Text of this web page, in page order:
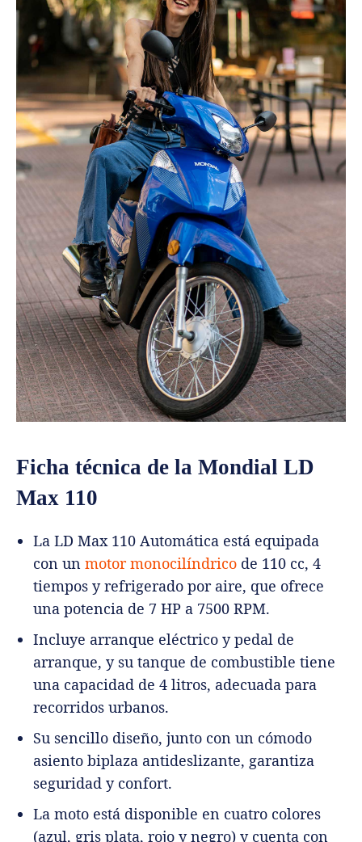
Ficha técnica de la Mondial LD
Max 110
La LD Max 110 Automática está equipada
con un motor monocilíndrico de 110 cc, 4
tiempos y refrigerado por aire, que ofrece
una potencia de 7 HP a 7500 RPM.
Incluye arranque eléctrico y pedal de
arranque, y su tanque de combustible tiene
una capacidad de 4 litros, adecuada para
recorridos urbanos.
Su sencillo diseño, junto con un cómodo
asiento biplaza antideslizante, garantiza
seguridad y confort.
La moto está disponible en cuatro colores
(azul, gris plata, rojo y negro) y cuenta con